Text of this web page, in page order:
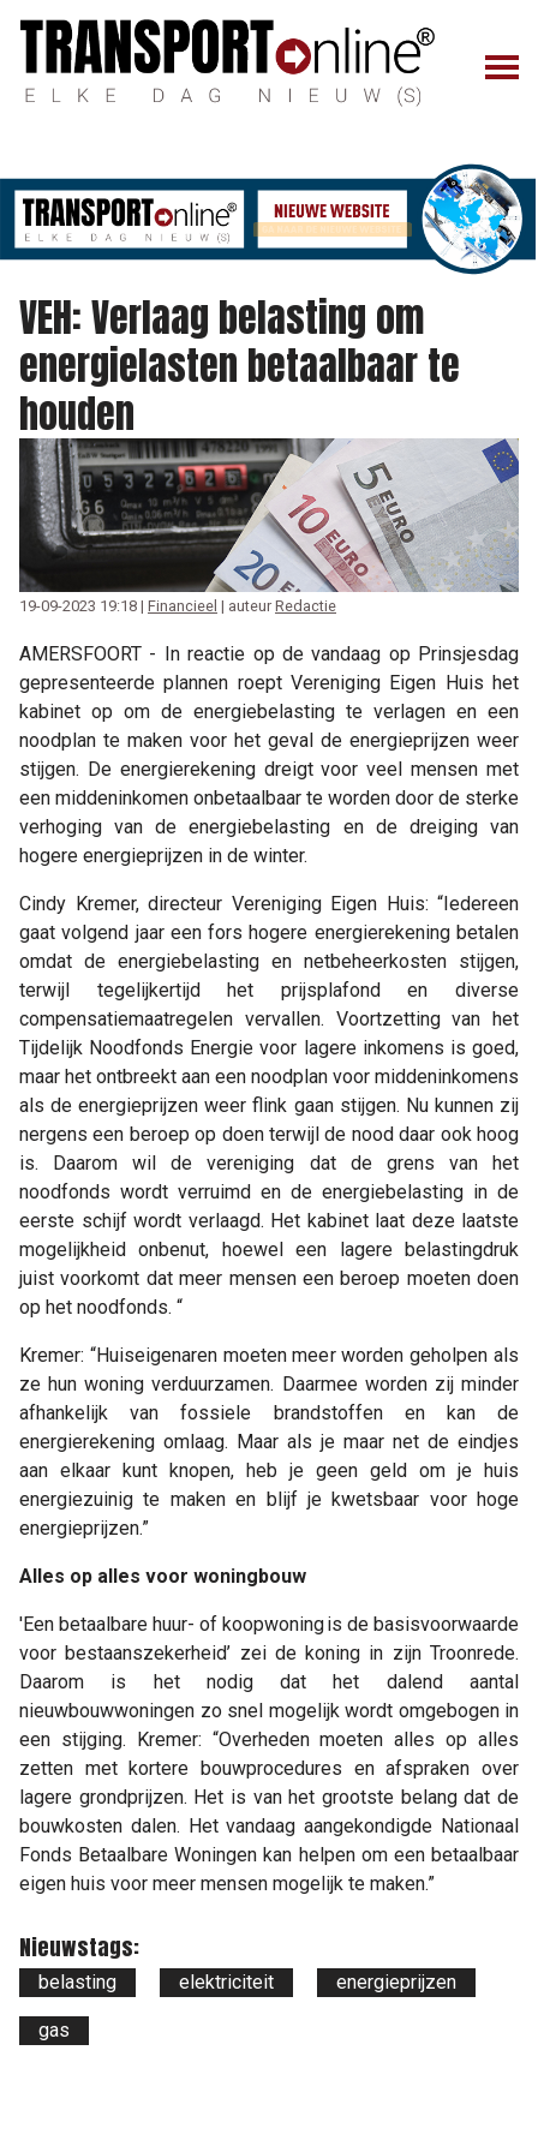
VEH: Verlaag belasting om
energielasten betaalbaar te
houden
19-09-2023 19:18 | Financieel | auteur Redactie
AMERSFOORT - In reactie op de vandaag op Prinsjesdag
gepresenteerde plannen roept Vereniging Eigen Huis het
kabinet op om de energiebelasting te verlagen en een
noodplan te maken voor het geval de energieprijzen weer
stijgen. De energierekening dreigt voor veel mensen met
een middeninkomen onbetaalbaar te worden door de sterke
verhoging van de energiebelasting en de dreiging van
hogere energieprijzen in de winter.
Cindy Kremer, directeur Vereniging Eigen Huis: “Iedereen
gaat volgend jaar een fors hogere energierekening betalen
omdat de energiebelasting en netbeheerkosten stijgen,
terwijl tegelijkertijd het prijsplafond en diverse
compensatiemaatregelen vervallen. Voortzetting van het
Tijdelijk Noodfonds Energie voor lagere inkomens is goed,
maar het ontbreekt aan een noodplan voor middeninkomens
als de energieprijzen weer flink gaan stijgen. Nu kunnen zij
nergens een beroep op doen terwijl de nood daar ook hoog
is. Daarom wil de vereniging dat de grens van het
noodfonds wordt verruimd en de energiebelasting in de
eerste schijf wordt verlaagd. Het kabinet laat deze laatste
mogelijkheid onbenut, hoewel een lagere belastingdruk
juist voorkomt dat meer mensen een beroep moeten doen
op het noodfonds. “
Kremer: “Huiseigenaren moeten meer worden geholpen als
ze hun woning verduurzamen. Daarmee worden zij minder
afhankelijk van fossiele brandstoffen en kan de
energierekening omlaag. Maar als je maar net de eindjes
aan elkaar kunt knopen, heb je geen geld om je huis
energiezuinig te maken en blijf je kwetsbaar voor hoge
energieprijzen.”
Alles op alles voor woningbouw
'Een betaalbare huur- of koopwoning is de basisvoorwaarde
voor bestaanszekerheid’ zei de koning in zijn Troonrede.
Daarom is het nodig dat het dalend aantal
nieuwbouwwoningen zo snel mogelijk wordt omgebogen in
een stijging. Kremer: “Overheden moeten alles op alles
zetten met kortere bouwprocedures en afspraken over
lagere grondprijzen. Het is van het grootste belang dat de
bouwkosten dalen. Het vandaag aangekondigde Nationaal
Fonds Betaalbare Woningen kan helpen om een betaalbaar
eigen huis voor meer mensen mogelijk te maken.”
Nieuwstags:
belasting elektriciteit energieprijzen
gas